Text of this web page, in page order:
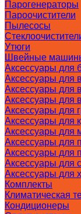
Парогенераторы
Пароочистители
Пылесосы
Утюги
Швейные
Аксессуары для
Аксессуары для
Аксессуары для
Аксессуары для
Аксессуары для
Аксессуары для
Аксессуары для
Аксессуары для
Аксессуары для
Аксессуары для
Аксессуары для
Комплекты
Климатическая
Кондиционеры